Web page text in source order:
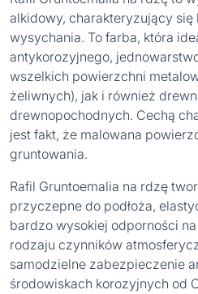
alkidowy, charakteryzujący się
wysychania. To farba, która
antykorozyjnego,
wszelkich powierzchni
żeliwnych), jak i również
drewnopochodnych. Cechą
jest fakt, że malowana
gruntowania.
Rafil Gruntoemalia na rdzę
przyczepne do podłoża,
bardzo wysokiej odporności
rodzaju czynników
samodzielne zabezpieczenie
środowiskach korozyjnych od